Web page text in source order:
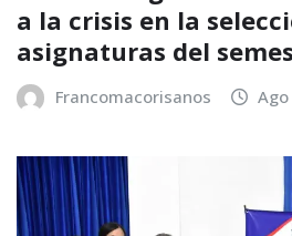
a la crisis en la
asignaturas del
Francomacorisanos